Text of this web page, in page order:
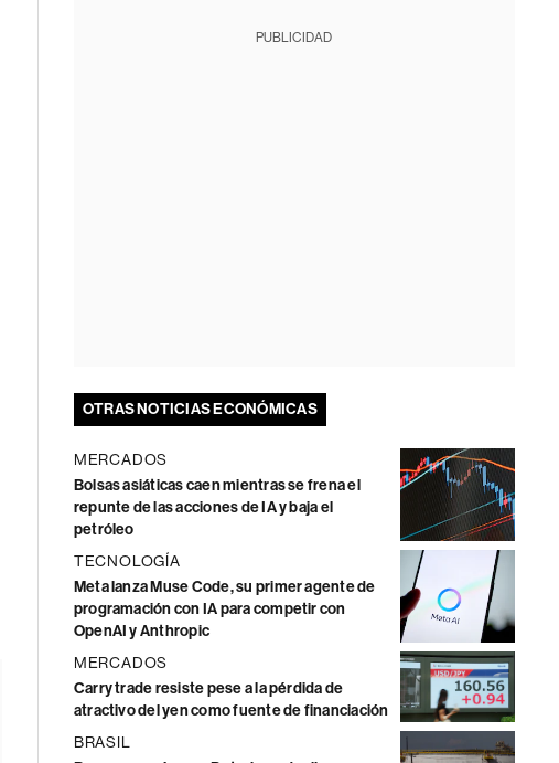
PUBLICIDAD
OTRAS NOTICIAS ECONÓMICAS
MERCADOS
Bolsas asiáticas caen mientras se frena el
repunte de las acciones de IA y baja el
petróleo
TECNOLOGÍA
Meta lanza Muse Code, su primer agente de
programación con IA para competir con
OpenAI y Anthropic
MERCADOS
Carry trade resiste pese a la pérdida de
atractivo del yen como fuente de financiación
BRASIL